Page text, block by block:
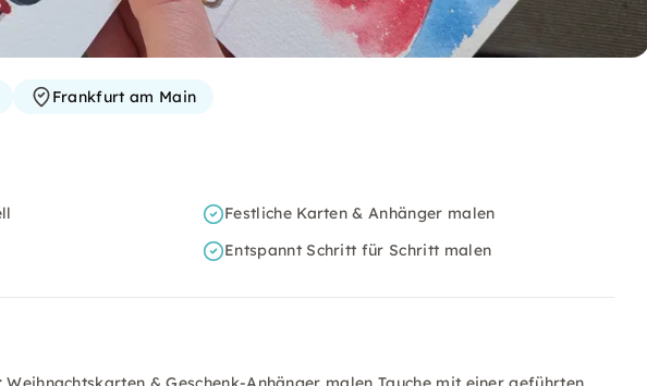
Frankfurt am Main
Festliche Karten & Anhänger malen
Entspannt Schritt für Schritt malen